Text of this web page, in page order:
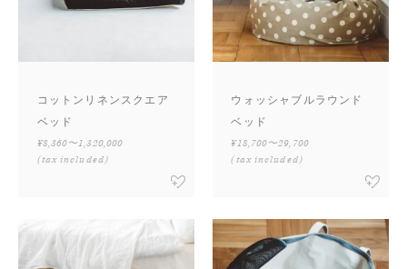
コットンリネンスクエア
ベッド
¥8,360〜1,320,000
(tax included)
ウォッシャブルラウンド
ベッド
¥18,700〜29,700
(tax included)